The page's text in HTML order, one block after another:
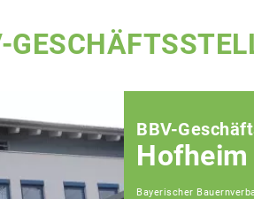
BBV-
Hofheim
Bayerischer